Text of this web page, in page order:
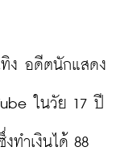
ทิง อดีตนักแสดง
ในวัย 17 ปี
ทำเงินได้ 88